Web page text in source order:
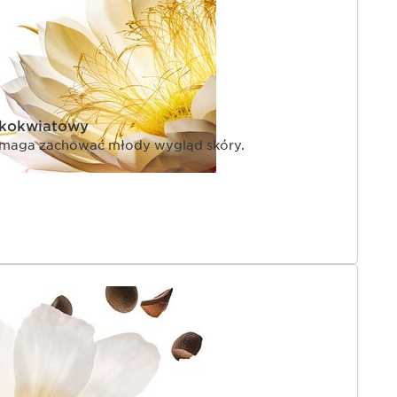
zachować młody wygląd skóry.